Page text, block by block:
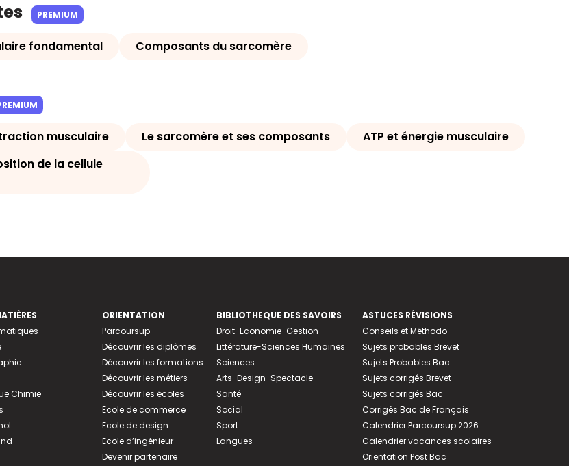
PREMIUM
fondamental Composants du sarcomère
musculaire Le sarcomère et ses composants
ATP et énergie musculaire
de la cellule
Chimie
ORIENTATION
Parcoursup
Découvrir les diplômes
Découvrir les formations
Découvrir les métiers
Découvrir les écoles
Ecole de commerce
Ecole de design
Ecole d’ingénieur
Devenir partenaire
BIBLIOTHEQUE DES SAVOIRS
Droit-Economie-Gestion
Littérature-Sciences Humaines
Sciences
Arts-Design-Spectacle
Santé
Social
Sport
Langues
ASTUCES RÉVISIONS
Conseils et Méthodo
Sujets probables Brevet
Sujets Probables Bac
Sujets corrigés Brevet
Sujets corrigés Bac
Corrigés Bac de Français
Calendrier Parcoursup 2026
Calendrier vacances scolaires
Orientation Post Bac